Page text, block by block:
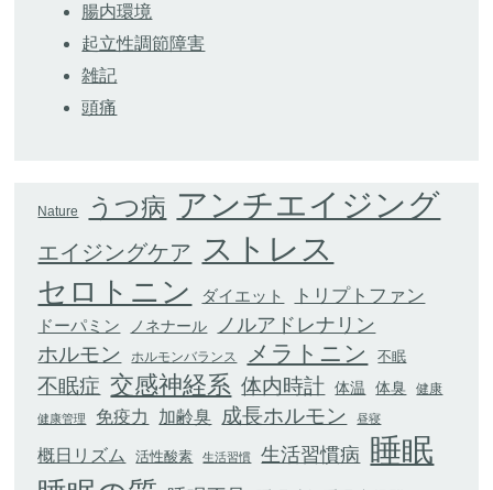
腸内環境
起立性調節障害
雑記
頭痛
Nature うつ病 アンチエイジング
エイジングケア ストレス
セロトニン ダイエット トリプトファン
ドーパミン ノネナール ノルアドレナリン
ホルモン ホルモンバランス メラトニン 不眠
不眠症 交感神経系 体内時計 体温 体臭 健康
健康管理 免疫力 加齢臭 成長ホルモン 昼寝
概日リズム 活性酸素 生活習慣 生活習慣病 睡眠